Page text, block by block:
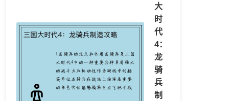
大
时
代
4：
龙
骑
兵
制